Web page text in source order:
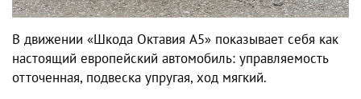
В движении «Шкода Октавия А5» показывает себя как
настоящий европейский автомобиль: управляемость
отточенная, подвеска упругая, ход мягкий.